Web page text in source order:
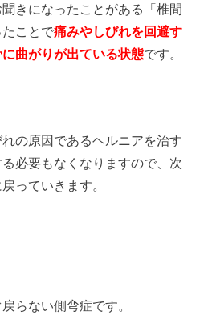
きになったことがある「椎間
ことで痛みやしびれを回避す
曲がりが出ている状態です。
の原因であるヘルニアを治す
必要もなくなりますので、次
っていきます。
らない側弯症です。